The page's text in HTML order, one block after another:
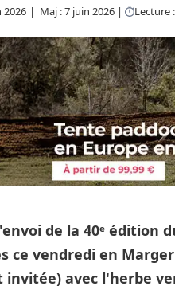
2026 Maj : 7 juin 2026 Lecture
de la 40ᵉ édition
ce vendredi en
invitée) avec l'herbe